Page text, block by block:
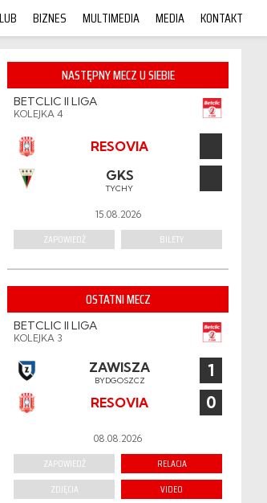
BIZNES MULTIMEDIA MEDIA KONTAKT
NASTĘPNY MECZ U SIEBIE
BETCLIC II LIGA
KOLEJKA 4
RESOVIA
GKS
TYCHY
15.08.2026
ZAPOWIEDŹ BILETY
OSTATNI MECZ
BETCLIC II LIGA
KOLEJKA 3
ZAWISZA
BYDGOSZCZ 1
RESOVIA 0
08.08.2026
ZAPOWIEDŹ
RELACJA
ZDJĘCIA
VIDEO